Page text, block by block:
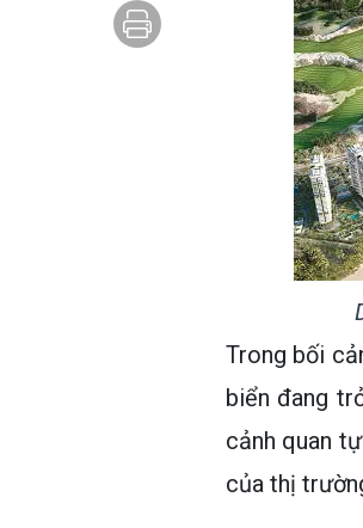
Trong bối
biển đang
cảnh quan
của thị